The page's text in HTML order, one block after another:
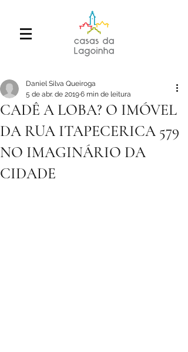
CADÊ A LOBA? O IMÓVEL
DA RUA ITAPECERICA 579
NO IMAGINÁRIO DA
CIDADE
Daniel Silva Queiroga
5 de abr. de 20196 min de leitura